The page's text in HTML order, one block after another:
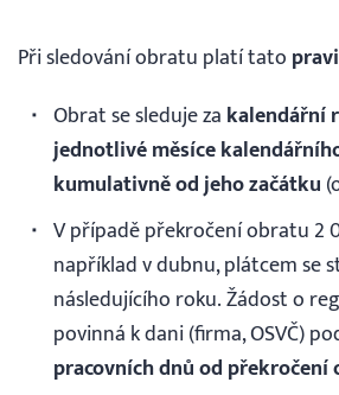
Při sledování obratu platí tato
Obrat se sleduje za kalendářní
jednotlivé měsíce
kumulativně od jeho začátku
V případě překročení obratu 2
například v dubnu, plátcem se
následujícího roku. Žádost o
povinná k dani (firma, OSVČ)
pracovních dnů od překročení